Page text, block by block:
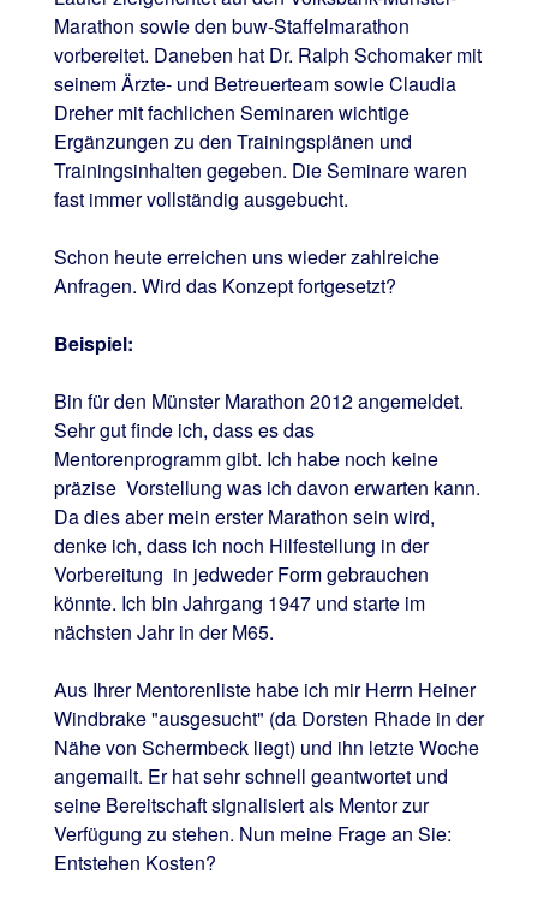
Marathon sowie den buw-Staffelmarathon
vorbereitet. Daneben hat Dr. Ralph Schomaker mit
seinem Ärzte- und Betreuerteam sowie Claudia
Dreher mit fachlichen Seminaren wichtige
Ergänzungen zu den Trainingsplänen und
Trainingsinhalten gegeben. Die Seminare waren
fast immer vollständig ausgebucht.
Schon heute erreichen uns wieder zahlreiche
Anfragen. Wird das Konzept fortgesetzt?
Beispiel:
Bin für den Münster Marathon 2012 angemeldet.
Sehr gut finde ich, dass es das
Mentorenprogramm gibt. Ich habe noch keine
präzise Vorstellung was ich davon erwarten kann.
Da dies aber mein erster Marathon sein wird,
denke ich, dass ich noch Hilfestellung in der
Vorbereitung in jedweder Form gebrauchen
könnte. Ich bin Jahrgang 1947 und starte im
nächsten Jahr in der M65.
Aus Ihrer Mentorenliste habe ich mir Herrn Heiner
Windbrake "ausgesucht" (da Dorsten Rhade in der
Nähe von Schermbeck liegt) und ihn letzte Woche
angemailt. Er hat sehr schnell geantwortet und
seine Bereitschaft signalisiert als Mentor zur
Verfügung zu stehen. Nun meine Frage an Sie:
Entstehen Kosten?